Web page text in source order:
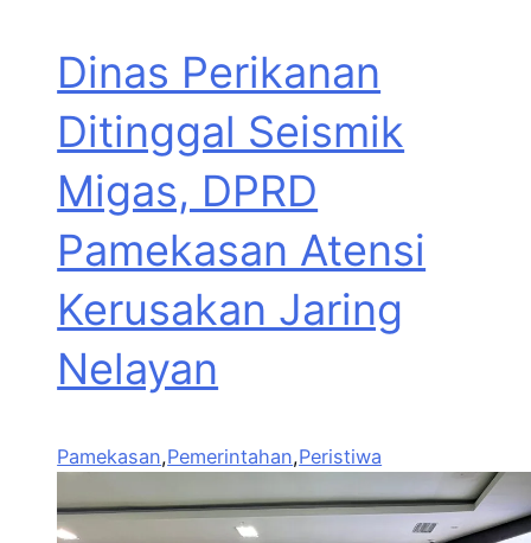
Dinas Perikanan
Ditinggal Seismik
Migas, DPRD
Pamekasan Atensi
Kerusakan Jaring
Nelayan
Pamekasan,Pemerintahan,Peristiwa